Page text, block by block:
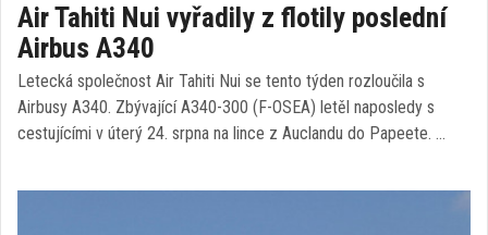
Air Tahiti Nui vyřadily z flotily poslední
Airbus A340
Letecká společnost Air Tahiti Nui se tento týden rozloučila s
Airbusy A340. Zbývající A340-300 (F-OSEA) letěl naposledy s
cestujícími v úterý 24. srpna na lince z Auclandu do Papeete. …